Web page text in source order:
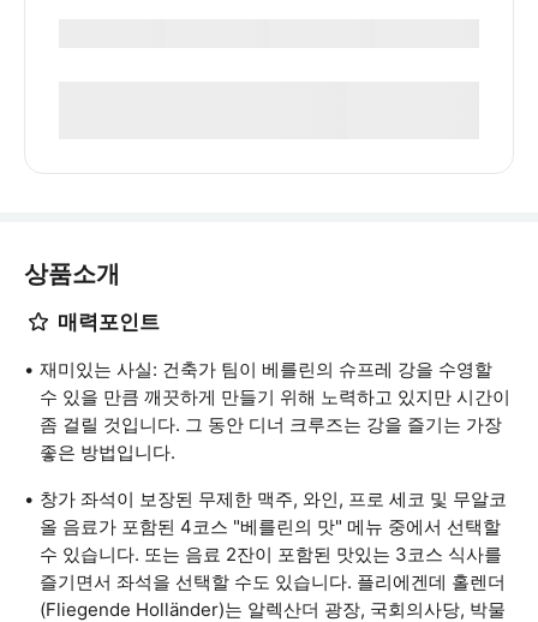
상품소개
매력포인트
재미있는 사실: 건축가 팀이 베를린의 슈프레 강을 수영할
수 있을 만큼 깨끗하게 만들기 위해 노력하고 있지만 시간이
좀 걸릴 것입니다. 그 동안 디너 크루즈는 강을 즐기는 가장
좋은 방법입니다.
창가 좌석이 보장된 무제한 맥주, 와인, 프로 세코 및 무알코
올 음료가 포함된 4코스 "베를린의 맛" 메뉴 중에서 선택할
수 있습니다. 또는 음료 2잔이 포함된 맛있는 3코스 식사를
즐기면서 좌석을 선택할 수도 있습니다. 플리에겐데 홀렌더
(Fliegende Holländer)는 알렉산더 광장, 국회의사당, 박물